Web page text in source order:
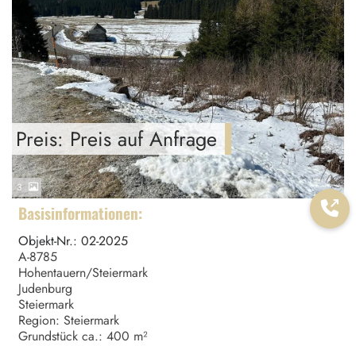
3
Basisinformationen:
Objekt-Nr.: 02-2025
A-8785
Hohentauern/Steiermark
Judenburg
Steiermark
Region: Steiermark
Grundstück ca.: 400 m²
Preis: Preis auf Anfrage